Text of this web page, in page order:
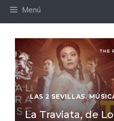
Menú
LAS 2 SEVILLAS.
La Traviata, de